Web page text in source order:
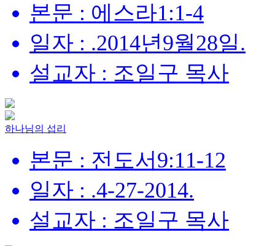
본문 : 에스라1:1-4
일자 : .2014년9월28일.
설교자 : 조일구 목사
하나님의 섭리
본문 : 전도서9:11-12
일자 : .4-27-2014.
설교자 : 조일구 목사